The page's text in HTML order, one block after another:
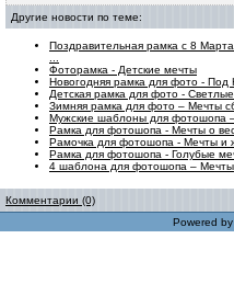
Другие новости по теме:
Поздравительная рамка с 8
Фоторамка - Детские мечты
Новогодняя рамка для фото -
Детская рамка для фото -
Зимняя рамка для фото – Мечты
Мужские шаблоны для фотошопа
Рамка для фотошопа - Мечты о
Рамочка для фотошопа - Мечты и
Рамка для фотошопа - Голубые
4 шаблона для фотошопа – Мечты
Комментарии (0)
Powered by